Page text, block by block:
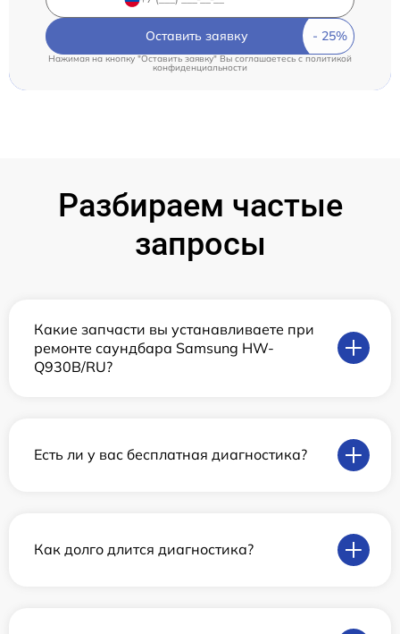
Оставить заявку
Нажимая на кнопку "Оставить заявку" Вы соглашаетесь cполитикой
конфиденциальности
Разбираем частые
запросы
Какие запчасти вы устанавливаете при
ремонте саундбара Samsung HW-
Q930B/RU?
Есть ли у вас бесплатная диагностика?
Как долго длится диагностика?